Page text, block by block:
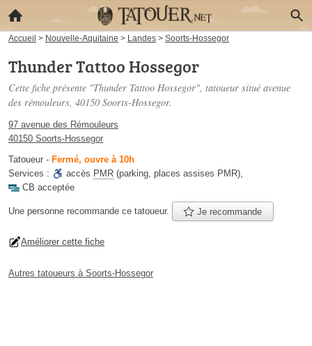
Accueil > Nouvelle-Aquitaine > Landes > Soorts-Hossegor
Thunder Tattoo Hossegor
Cette fiche présente "Thunder Tattoo Hossegor", tatoueur situé avenue
des rémouleurs, 40150 Soorts-Hossegor.
97 avenue des Rémouleurs
40150 Soorts-Hossegor
Tatoueur - Fermé, ouvre à 10h
Services :
accès PMR (parking, places assises PMR),
CB acceptée
Une personne recommande ce tatoueur. Je recommande
Améliorer cette fiche
Autres tatoueurs à Soorts-Hossegor